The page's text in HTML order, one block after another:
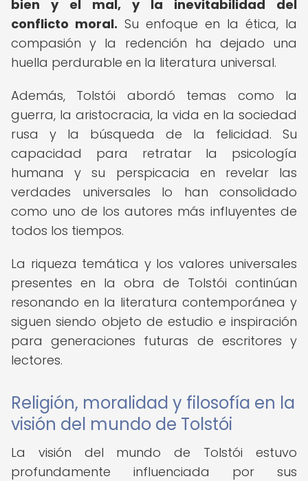
bien y el mal, y la inevitabilidad del
conflicto moral. Su enfoque en la ética, la
compasión y la redención ha dejado una
huella perdurable en la literatura universal.
Además, Tolstói abordó temas como la
guerra, la aristocracia, la vida en la sociedad
rusa y la búsqueda de la felicidad. Su
capacidad para retratar la psicología
humana y su perspicacia en revelar las
verdades universales lo han consolidado
como uno de los autores más influyentes de
todos los tiempos.
La riqueza temática y los valores universales
presentes en la obra de Tolstói continúan
resonando en la literatura contemporánea y
siguen siendo objeto de estudio e inspiración
para generaciones futuras de escritores y
lectores.
Religión, moralidad y filosofía en la
visión del mundo de Tolstói
La visión del mundo de Tolstói estuvo
profundamente influenciada por sus